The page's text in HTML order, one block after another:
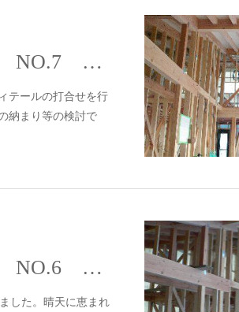
#296 南アルプス市の家 NO.7 木工事～サッシ工事～板金工事
テールの打合せを行
納まり等の検討で
#295 南アルプス市の家 NO.6 木工事
した。晴天に恵まれ